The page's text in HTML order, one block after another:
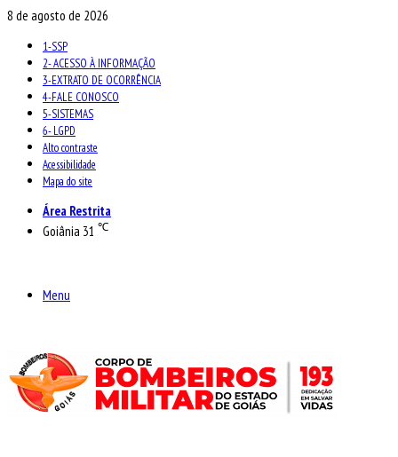
8 de agosto de 2026
1-SSP
2- ACESSO À INFORMAÇÃO
3-EXTRATO DE OCORRÊNCIA
4-FALE CONOSCO
5-SISTEMAS
6- LGPD
Alto contraste
Acessibilidade
Mapa do site
Área Restrita
Goiânia 31 ℃
Menu